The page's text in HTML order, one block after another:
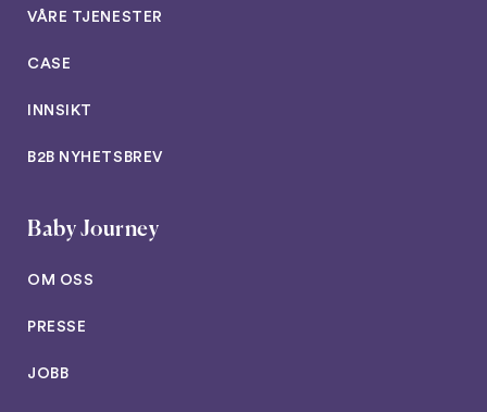
VÅRE TJENESTER
CASE
INNSIKT
B2B NYHETSBREV
Baby Journey
OM OSS
PRESSE
JOBB